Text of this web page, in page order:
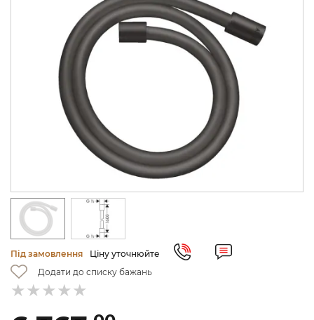
Під замовлення
Ціну уточнюйте
Додати до списку бажань